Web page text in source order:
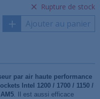
Rupture de stock
Ajouter au panier
par air haute performance
Intel 1200 / 1700 / 1150 /
. Il est aussi efficace